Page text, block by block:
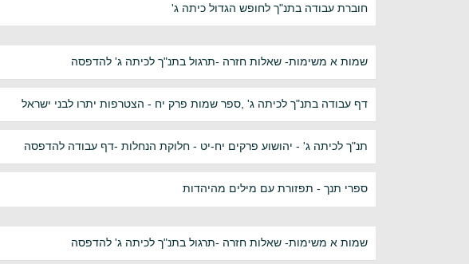
חוברת עבודה בתנ"ך לחופש הגדול כיתה ג'
שמות א משימות- שאלות חזרה -תרגול בתנ"ך לכיתה ג' להדפסה
דף עבודה בתנ"ך לכיתה ג' ,ספר שמות פרק יח - הצטרפות יתרו לבני ישראל
תנ"ך לכיתה ג' - יהושוע פרקים יח-יט - חלוקת הנחלות -דף עבודה להדפסה
ספרי תנך - תפזורת עם מילים מהיהדות
שמות א משימות- שאלות חזרה -תרגול בתנ"ך לכיתה ג' להדפסה